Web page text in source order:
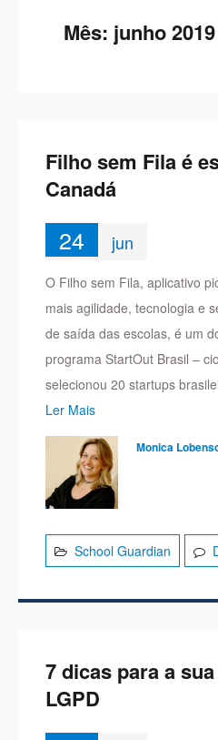
Mês: junho 2019
Filho sem Fila é
Canadá
24 jun
O Filho sem Fila, aplicativo
mais agilidade, tecnologia e
de saída das escolas, é um
programa StartOut Brasil –
selecionou 20 startups
Ler Mais
Monica
School Guardian
7 dicas para a
LGPD